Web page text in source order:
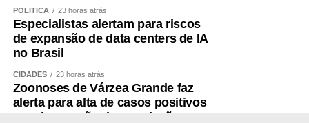
Envelhecer bem ,exige
preservar força
A obesidade sarcopênica mostra por que o cuidado não
pode ser fragmentado. Peso, metabolismo, coração,
POLÍTICA 23 horas atrás
Especialistas alertam para riscos
de expansão de data centers de IA
no Brasil
CIDADES 23 horas atrás
Zoonoses de Várzea Grande faz
alerta para alta de casos positivos
e pede atenção da população aos